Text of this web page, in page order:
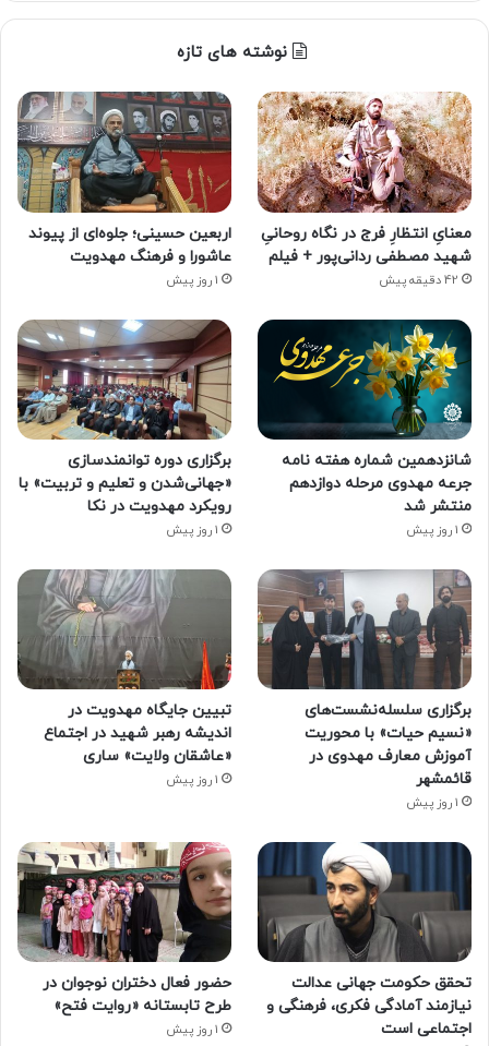
نوشته های تازه
معنایِ انتظارِ فرج در نگاه روحانیِ
شهید مصطفی ردانی‌پور + فیلم
42 دقیقه پیش
اربعین حسینی؛ جلوه‌ای از پیوند
عاشورا و فرهنگ مهدویت
1 روز پیش
شانزدهمین شماره هفته‌ نامه
جرعه مهدوی مرحله دوازدهم
منتشر شد
1 روز پیش
برگزاری دوره توانمندسازی
«جهانی‌شدن و تعلیم و تربیت» با
رویکرد مهدویت در نکا
1 روز پیش
برگزاری سلسله‌نشست‌های
«نسیم حیات» با محوریت
آموزش معارف مهدوی در
قائمشهر
1 روز پیش
تبیین جایگاه مهدویت در
اندیشه رهبر شهید در اجتماع
«عاشقان ولایت» ساری
1 روز پیش
تحقق حکومت جهانی عدالت
نیازمند آمادگی فکری، فرهنگی و
اجتماعی است
حضور فعال دختران نوجوان در
طرح تابستانه «روایت فتح»
1 روز پیش